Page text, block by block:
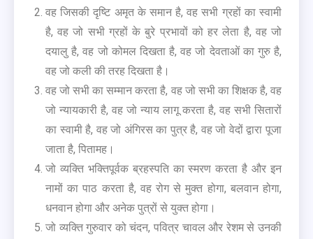
वह जिसकी दृष्टि अमृत के समान है, वह सभी ग्रहों का स्वामी
है, वह जो सभी ग्रहों के बुरे प्रभावों को हर लेता है, वह जो
दयालु है, वह जो कोमल दिखता है, वह जो देवताओं का गुरु है,
वह जो कली की तरह दिखता है।
वह जो सभी का सम्मान करता है, वह जो सभी का शिक्षक है, वह
जो न्यायकारी है, वह जो न्याय लागू करता है, वह सभी सितारों
का स्वामी है, वह जो अंगिरस का पुत्र है, वह जो वेदों द्वारा पूजा
जाता है, पितामह।
जो व्यक्ति भक्तिपूर्वक ब्रहस्पति का स्मरण करता है और इन
नामों का पाठ करता है, वह रोग से मुक्त होगा, बलवान होगा,
धनवान होगा और अनेक पुत्रों से युक्त होगा।
जो व्यक्ति गुरुवार को चंदन, पवित्र चावल और रेशम से उनकी